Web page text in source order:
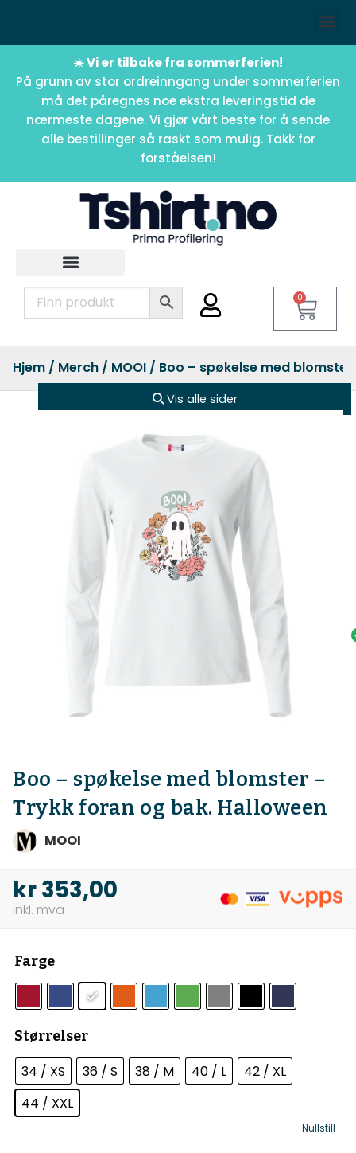
☀️ Vi er tilbake fra sommerferien!
På grunn av stor ordreinngang under sommerferien
må det påregnes noe ekstra leveringstid de
nærmeste dagene. Vi gjør vårt beste for å sende
alle bestillinger så raskt som mulig. Takk for
forståelsen!
0
Hjem / Merch / MOOI / Boo – spøkelse med
Vis alle sider
Boo – spøkelse med blomster –
Trykk foran og bak. Halloween
MOOI
kr353,00
Farge
Størrelser
34 / XS 36 / S 38 / M 40 / L
42 / XL
44 / XXL
Nullstill